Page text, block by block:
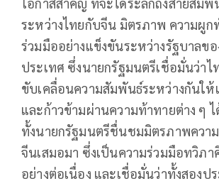
โอกาสสำคัญ ที่จะได้ระลึกถึงสายสัม
ระหว่างไทยกับจีน มิตรภาพ ความผูก
ร่วมมืออย่างแข็งขันระหว่างรัฐบาลขอ
ประเทศ ซึ่งนายกรัฐมนตรีเชื่อมั่นว่าไ
ขับเคลื่อนความสัมพันธ์ระหว่างกันใ
และก้าวข้ามผ่านความท้าทายต่าง ๆ
ทั้งนายกรัฐมนตรีชื่นชมมิตรภาพควา
จีนเสมอมา ซึ่งเป็นความร่วมมือทวิภ
อย่างต่อเนื่อง และเชื่อมั่นว่าทั้งสองป